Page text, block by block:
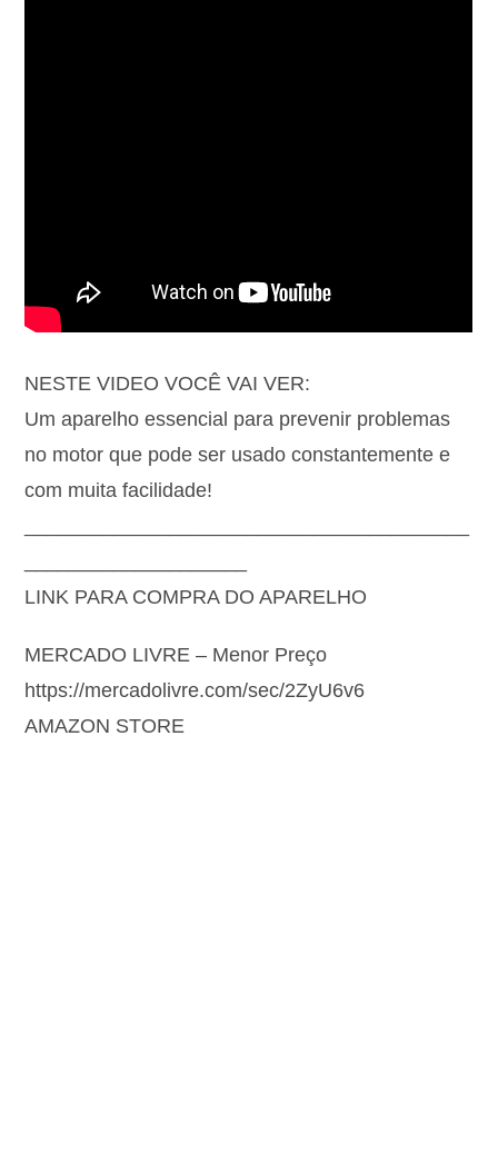
NESTE VIDEO VOCÊ VAI VER:
Um aparelho essencial para prevenir problemas
no motor que pode ser usado constantemente e
com muita facilidade!
LINK PARA COMPRA DO APARELHO
MERCADO LIVRE – Menor Preço
https://mercadolivre.com/sec/2ZyU6v6
AMAZON STORE